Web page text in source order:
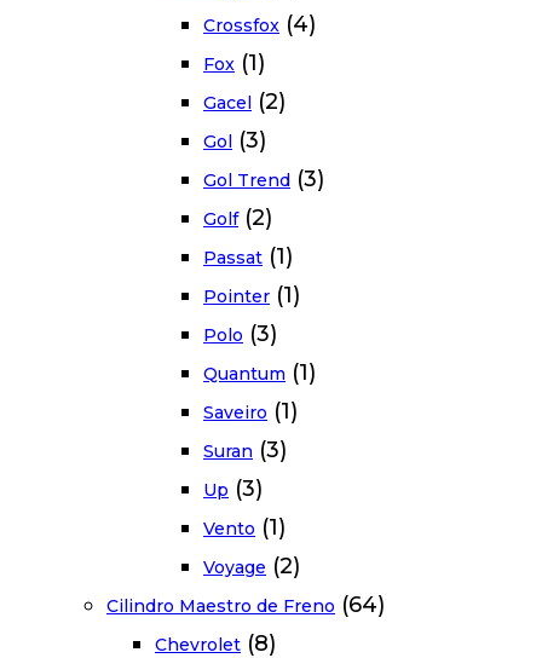
Crossfox (4)
Fox (1)
Gacel (2)
Gol (3)
Gol Trend (3)
Golf (2)
Passat (1)
Pointer (1)
Polo (3)
Quantum (1)
Saveiro (1)
Suran (3)
Up (3)
Vento (1)
Voyage (2)
Cilindro Maestro de Freno (64)
Chevrolet (8)